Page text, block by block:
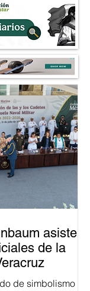
asiste a
de la
de simbolismo